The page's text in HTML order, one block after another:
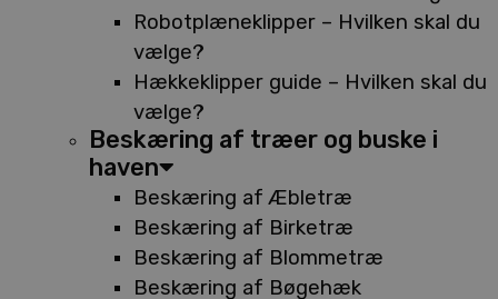
Robotplæneklipper – Hvilken skal du
vælge?
Hækkeklipper guide – Hvilken skal du
vælge?
Beskæring af træer og buske i
haven
Beskæring af Æbletræ
Beskæring af Birketræ
Beskæring af Blommetræ
Beskæring af Bøgehæk